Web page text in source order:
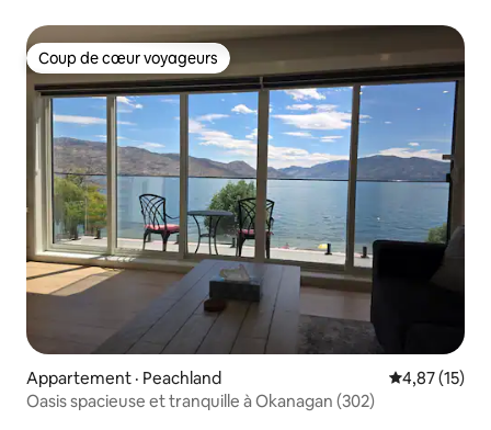
Coup de cœur voyageurs
Coup de cœur voyageurs
Appartement · Peachland Note
4,87 (15)
Oasis spacieuse et tranquille à Okanagan (302)